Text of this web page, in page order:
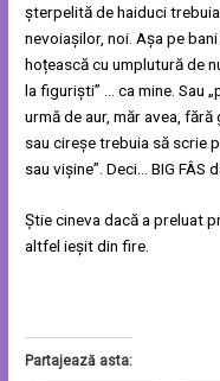
șterpelită de haiduci
nevoiașilor, noi. Așa pe
hoțească cu umplutură de
la figuriști” … ca mine. Sau
urmă de aur, măr avea,
sau cireșe trebuia să scrie
sau vișine”. Deci… BIG FÂS
Știe cineva dacă a preluat
altfel ieșit din fire.
Partajează asta: